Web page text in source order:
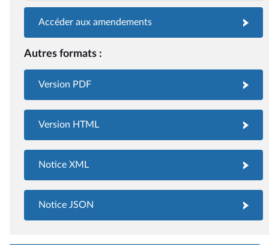
Accéder aux amendements
Autres formats :
Version PDF
Version HTML
Notice XML
Notice JSON